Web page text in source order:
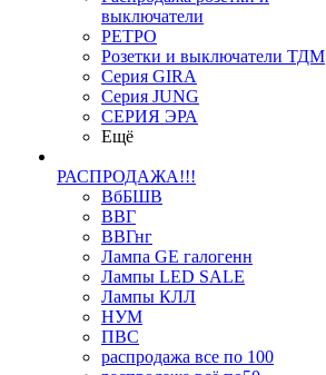
выключатели
РЕТРО
Розетки и выключатели ТДМ
Серия GIRA
Серия JUNG
СЕРИЯ ЭРА
Ещё
РАСПРОДАЖА!!!
ВбБШВ
ВВГ
ВВГнг
Лампа GE галогенн
Лампы LED SALE
Лампы КЛЛ
НУМ
ПВС
распродажа все по 100